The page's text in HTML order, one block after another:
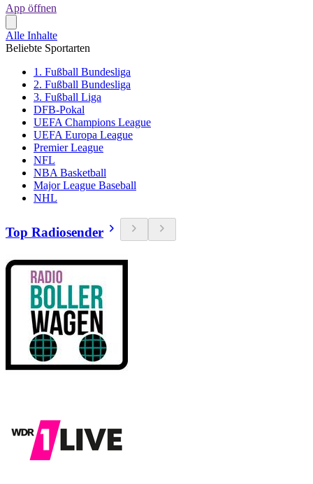
App öffnen
Alle Inhalte
Beliebte Sportarten
1. Fußball Bundesliga
2. Fußball Bundesliga
3. Fußball Liga
DFB-Pokal
UEFA Champions League
UEFA Europa League
Premier League
NFL
NBA Basketball
Major League Baseball
NHL
Top Radiosender